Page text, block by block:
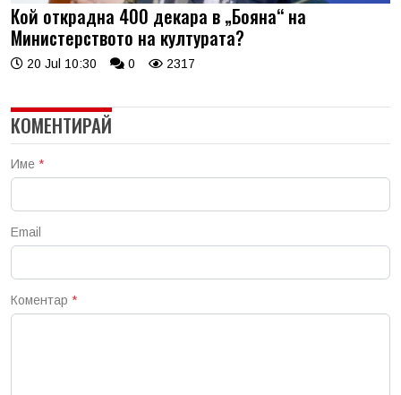
Кой открадна 400 декара в „Бояна“ на
Министерството на културата?
20 Jul 10:30 0 2317
КОМЕНТИРАЙ
Име *
Email
Коментар *